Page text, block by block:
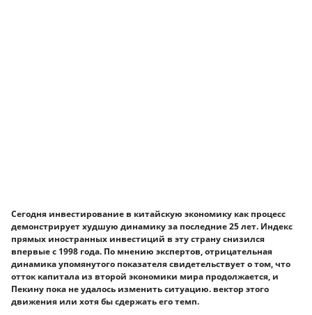
Сегодня инвестирование в китайскую экономику как процесс
демонстрирует худшую динамику за последние 25 лет. Индекс
прямых иностранных инвестиций в эту страну снизился
впервые с 1998 года. По мнению экспертов, отрицательная
динамика упомянутого показателя свидетельствует о том, что
отток капитала из второй экономики мира продолжается, и
Пекину пока не удалось изменить ситуацию. вектор этого
движения или хотя бы сдержать его темп.